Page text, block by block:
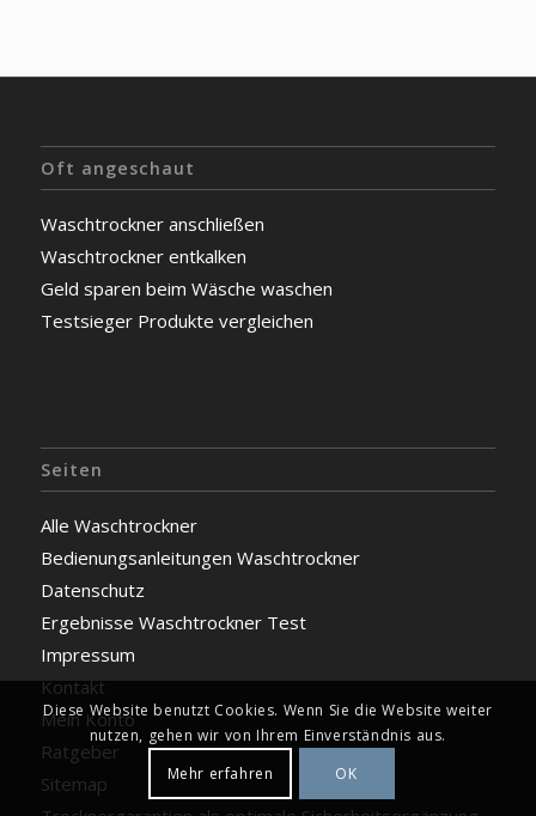
Oft angeschaut
Waschtrockner anschließen
Waschtrockner entkalken
Geld sparen beim Wäsche waschen
Testsieger Produkte vergleichen
Seiten
Alle Waschtrockner
Bedienungsanleitungen Waschtrockner
Datenschutz
Ergebnisse Waschtrockner Test
Impressum
Kontakt
Mein Konto
Ratgeber
Sitemap
Diese Website benutzt Cookies. Wenn Sie die Website weiter
nutzen, gehen wir von Ihrem Einverständnis aus.
Mehr erfahren
OK